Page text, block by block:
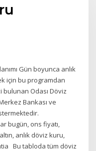
Gün boyunca anlık
için bu programdan
Odası Döviz
Bankası ve
bugün, ons fiyatı,
anlık döviz kuru,
Bu tabloda tüm döviz